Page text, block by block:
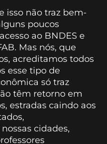
isso não traz bem-
poucos
ao BNDES e
Mas nós, que
acreditamos todos
esse tipo de
só traz
têm retorno em
estradas caindo aos
cidades,